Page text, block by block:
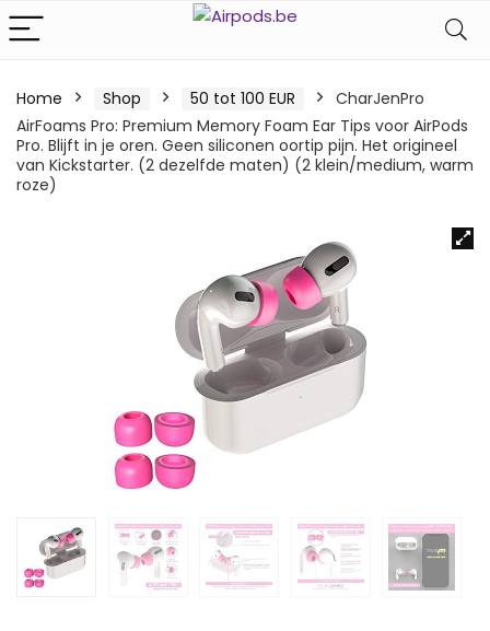
Home Shop 50 tot 100 EUR
CharJenPro
AirFoams Pro: Premium Memory Foam Ear Tips voor AirPods
Pro. Blijft in je oren. Geen siliconen oortip pijn. Het origineel
van Kickstarter. (2 dezelfde maten) (2 klein/medium, warm
roze)